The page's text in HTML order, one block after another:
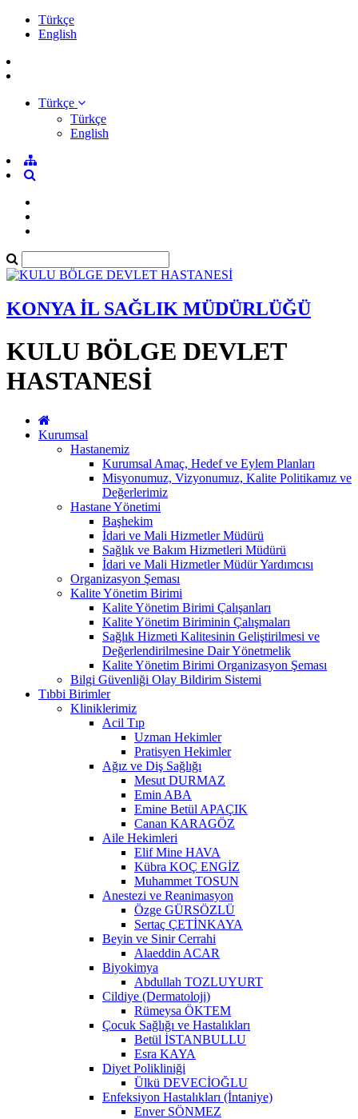
Türkçe
English
Türkçe
Türkçe
English
KONYA İL SAĞLIK MÜDÜRLÜĞÜ
KULU BÖLGE DEVLET
HASTANESİ
Kurumsal
Hastanemiz
Kurumsal Amaç, Hedef ve Eylem Planları
Misyonumuz, Vizyonumuz, Kalite Politikamız ve
Değerlerimiz
Hastane Yönetimi
Başhekim
İdari ve Mali Hizmetler Müdürü
Sağlık ve Bakım Hizmetleri Müdürü
İdari ve Mali Hizmetler Müdür Yardımcısı
Organizasyon Şeması
Kalite Yönetim Birimi
Kalite Yönetim Birimi Çalışanları
Kalite Yönetim Biriminin Çalışmaları
Sağlık Hizmeti Kalitesinin Geliştirilmesi ve
Değerlendirilmesine Dair Yönetmelik
Kalite Yönetim Birimi Organizasyon Şeması
Bilgi Güvenliği Olay Bildirim Sistemi
Tıbbi Birimler
Kliniklerimiz
Acil Tıp
Uzman Hekimler
Pratisyen Hekimler
Ağız ve Diş Sağlığı
Mesut DURMAZ
Emin ABA
Emine Betül APAÇIK
Canan KARAGÖZ
Aile Hekimleri
Elif Mine HAVA
Kübra KOÇ ENGİZ
Muhammet TOSUN
Anestezi ve Reanimasyon
Özge GÜRSÖZLÜ
Sertaç ÇETİNKAYA
Beyin ve Sinir Cerrahi
Alaeddin ACAR
Biyokimya
Abdullah TOZLUYURT
Cildiye (Dermatoloji)
Rümeysa ÖKTEM
Çocuk Sağlığı ve Hastalıkları
Betül İSTANBULLU
Esra KAYA
Diyet Polikliniği
Ülkü DEVECİOĞLU
Enfeksiyon Hastalıkları (İntaniye)
Enver SÖNMEZ